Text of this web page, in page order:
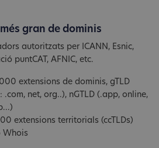
gran de dominis
autoritzats per ICANN, Esnic,
puntCAT, AFNIC, etc.
extensions de dominis, gTLD
.com, net, org..), nGTLD (.app, online,
extensions territorials (ccTLDs)
Whois